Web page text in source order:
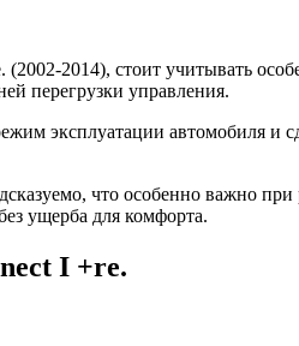
2014), стоит учитывать
перегрузки управления.
эксплуатации автомобиля
что особенно важно
ущерба для комфорта.
I +re.